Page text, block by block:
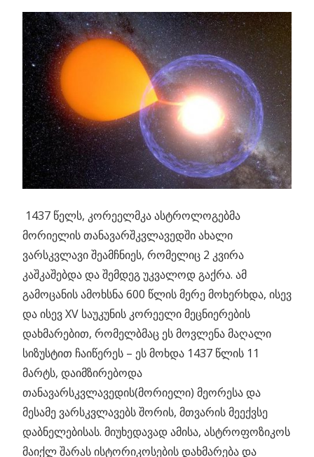
1437 წელს, კორეელმკა ასტროლოგებმა
მორიელის თანავარშკვლავედში ახალი
ვარსკვლავი შეამჩნიეს, რომელიც 2 კვირა
კაშკაშებდა და შემდეგ უკვალოდ გაქრა. ამ
გამოცანის ამოხსნა 600 წლის მერე მოხერხდა, ისევ
და ისევ XV საუკუნის კორეელი მეცნიერების
დახმარებით, რომელბმაც ეს მოვლენა მაღალი
სიზუსტით ჩაიწერეს – ეს მოხდა 1437 წლის 11
მარტს, დაიმზირებოდა
თანავარსკვლავედის(მორიელი) მეორესა და
მესამე ვარსკვლავებს შორის, მთვარის მეექვსე
დაბნელებისას. მიუხედავად ამისა, ასტროფოზიკოს
მაიქლ შარას ისტორიკოსების დახმარება და